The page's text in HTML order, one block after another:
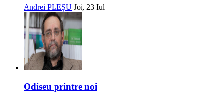
Andrei PLEȘU Joi, 23 Iul
Odiseu printre noi